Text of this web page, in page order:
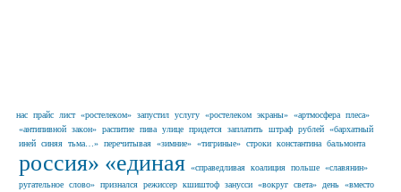
нас прайс лист «ростелеком» запустил услугу «ростелеком экраны» «артмосфера плеса»
«антипивной закон» распитие пива улице придется заплатить штраф рублей «бархатный
иней синяя тьма…» перечитывая «зимние» «тигриные» строки константина бальмонта
россия» «единая «справедливая коалиция польше «славянин»
ругательное слово» признался режиссер кшиштоф занусси «вокруг света» день «вместо